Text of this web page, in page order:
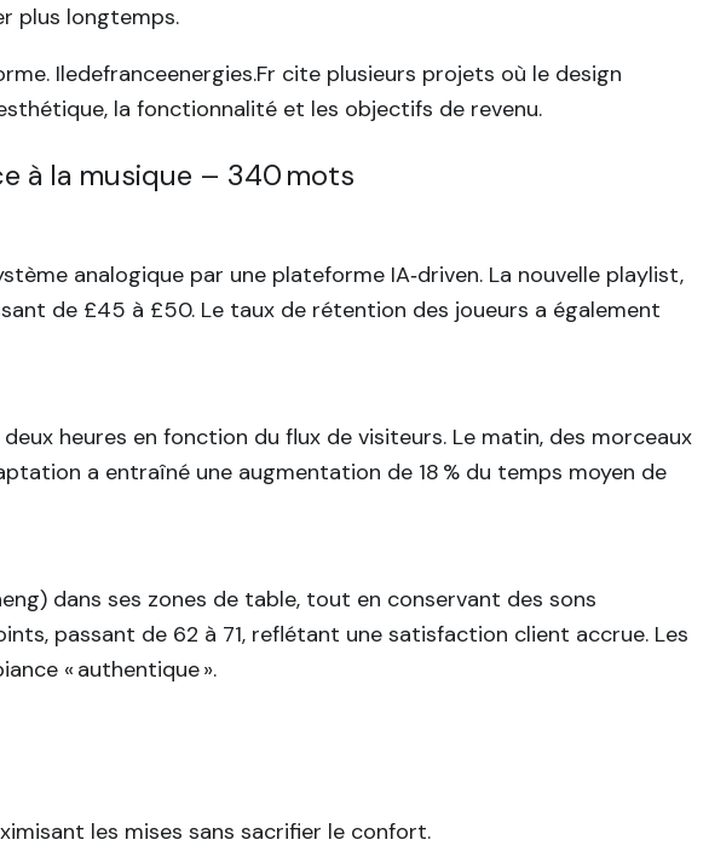
plus longtemps.
Iledefranceenergies.Fr cite plusieurs projets où le design
la fonctionnalité et les objectifs de revenu.
à la musique – 340 mots
analogique par une plateforme IA‑driven. La nouvelle playlist,
de £45 à £50. Le taux de rétention des joueurs a également
heures en fonction du flux de visiteurs. Le matin, des morceaux
a entraîné une augmentation de 18 % du temps moyen de
dans ses zones de table, tout en conservant des sons
passant de 62 à 71, reflétant une satisfaction client accrue. Les
« authentique ».
les mises sans sacrifier le confort.